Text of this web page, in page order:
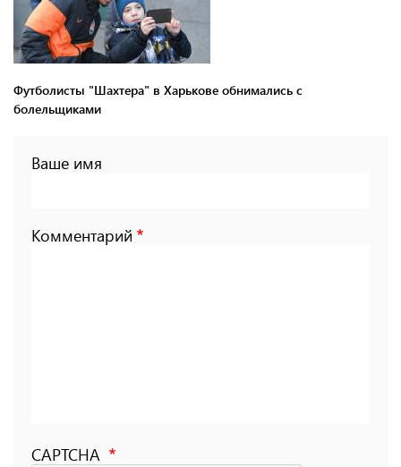
Футболисты "Шахтера" в Харькове обнимались с
болельщиками
Ваше имя
Комментарий
CAPTCHA